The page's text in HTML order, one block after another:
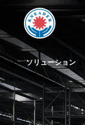
ソリューション